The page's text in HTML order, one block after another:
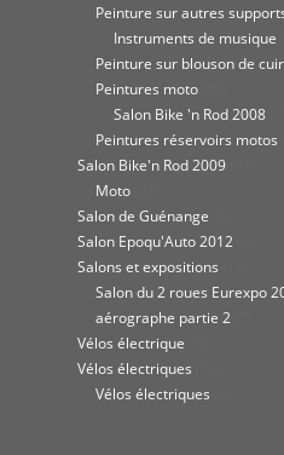
Peinture sur autres
Instruments de musique
Peinture sur blouson de cuir
Peintures moto
Salon Bike 'n Rod 2008
Peintures réservoirs motos
Salon Bike'n Rod 2009
Moto
Salon de Guénange
Salon Epoqu'Auto 2012
Salons et expositions
Salon du 2 roues Eurexpo
aérographe partie 2
Vélos électrique
Vélos électriques
Vélos électriques